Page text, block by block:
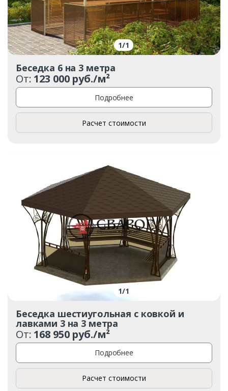
Заказать
Ваше имя*
Ваш телефон*
Комментарий к заказу
1/1
Беседка 6 на 3 метра
От: 123 000 руб./м²
Подробнее
Расчет стоимости
1/1
Беседка шестиугольная с ковкой и
лавками 3 на 3 метра
От: 168 950 руб./м²
Подробнее
Расчет стоимости